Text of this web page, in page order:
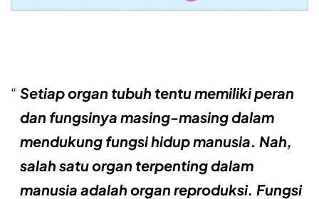
Setiap organ tubuh tentu memiliki peran
dan fungsinya masing-masing dalam
mendukung fungsi hidup manusia. Nah,
salah satu organ terpenting dalam
manusia adalah organ reproduksi. Fungsi